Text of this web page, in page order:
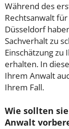
Während des
Rechtsanwalt
Düsseldorf
Sachverhalt zu
Einschätzung zu
erhalten. In
Ihrem Anwalt
Ihrem Fall.
Wie sollten
Anwalt